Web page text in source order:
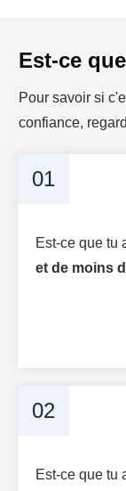
Est-ce
Pour savoir si
confiance,
01
Est-ce que tu
et de moins
02
Est-ce que tu